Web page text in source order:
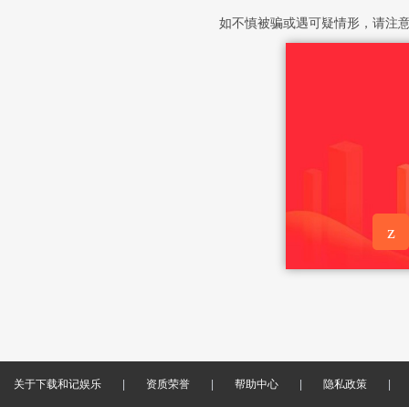
如不慎被骗或遇可疑情形，请注
关于下载和记娱乐 | 资质荣誉 | 帮助中心 | 隐私政策 |
z
馈